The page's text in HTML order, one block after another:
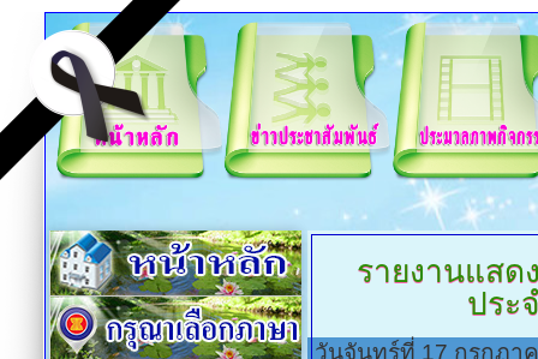
รายงานแสด
ประ
วันจันทร์ที่ 17 กรกฏา